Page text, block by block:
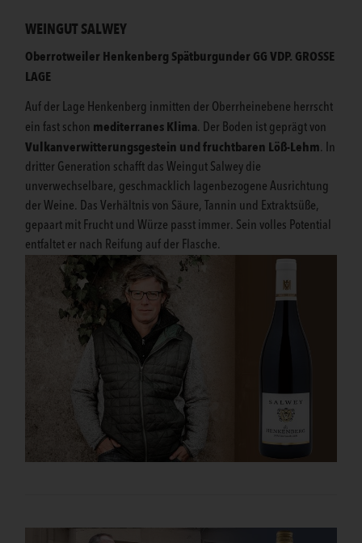
WEINGUT SALWEY
Oberrotweiler Henkenberg Spätburgunder GG VDP. GROSSE
LAGE
Auf der Lage Henkenberg inmitten der Oberrheinebene herrscht
ein fast schon mediterranes Klima. Der Boden ist geprägt von
Vulkanverwitterungsgestein und fruchtbaren Löß-Lehm. In
dritter Generation schafft das Weingut Salwey die
unverwechselbare, geschmacklich lagenbezogene Ausrichtung
der Weine. Das Verhältnis von Säure, Tannin und Extraktsüße,
gepaart mit Frucht und Würze passt immer. Sein volles Potential
entfaltet er nach Reifung auf der Flasche.